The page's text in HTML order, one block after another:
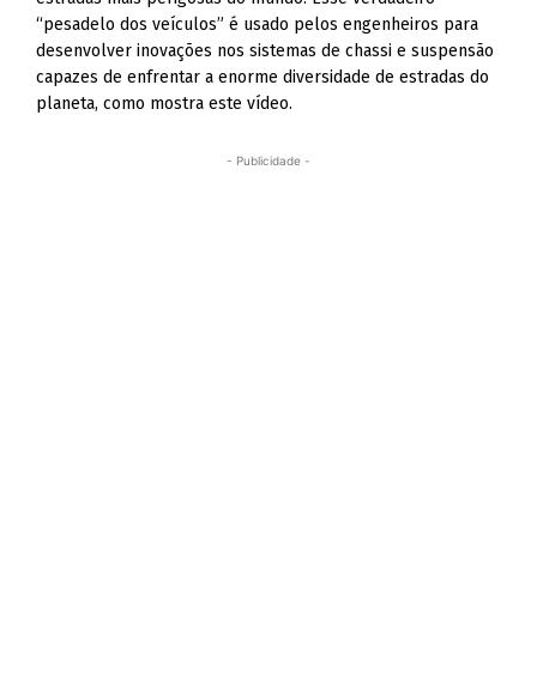
“pesadelo dos veículos” é usado pelos engenheiros para
desenvolver inovações nos sistemas de chassi e suspensão
capazes de enfrentar a enorme diversidade de estradas do
planeta, como mostra este vídeo.
- Publicidade -